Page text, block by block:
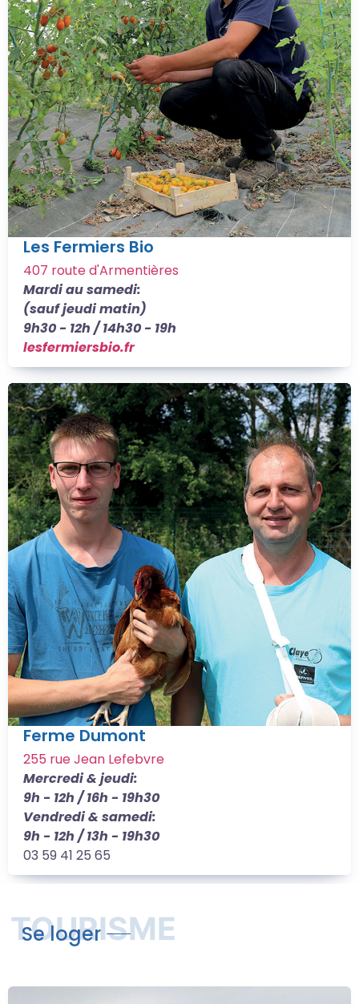
Les Fermiers Bio
407 route d'Armentières
Mardi au samedi:
(sauf jeudi matin)
9h30 - 12h / 14h30 - 19h
lesfermiersbio.fr
Ferme Dumont
255 rue Jean Lefebvre
Mercredi & jeudi:
9h - 12h / 16h - 19h30
Vendredi & samedi:
9h - 12h / 13h - 19h30
03 59 41 25 65
TOURISME
Se loger